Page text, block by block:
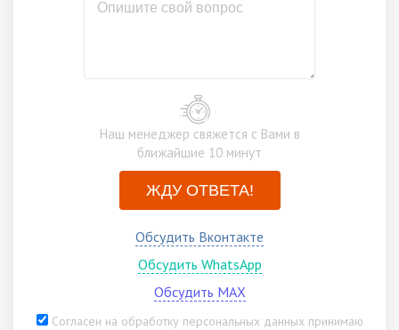
Наш менеджер свяжется с Вами в
ближайшие 10 минут
ЖДУ ОТВЕТА!
Обсудить Вконтакте
Обсудить WhatsApp
Обсудить MAX
Согласен на обработку персональных данных принимаю